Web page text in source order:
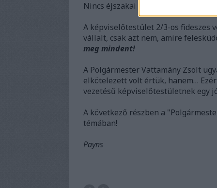
Nincs éjszakai nyugalom! Nincs
A képviselőtestület 2/3-os fideszes
vállalt, csak azt nem, amire
meg mindent!
A Polgármester Vattamány Zsolt
elkötelezett volt értük, hanem…
vezetésű képviselőtestületnek egy
A következő részben a
témában!
Payns